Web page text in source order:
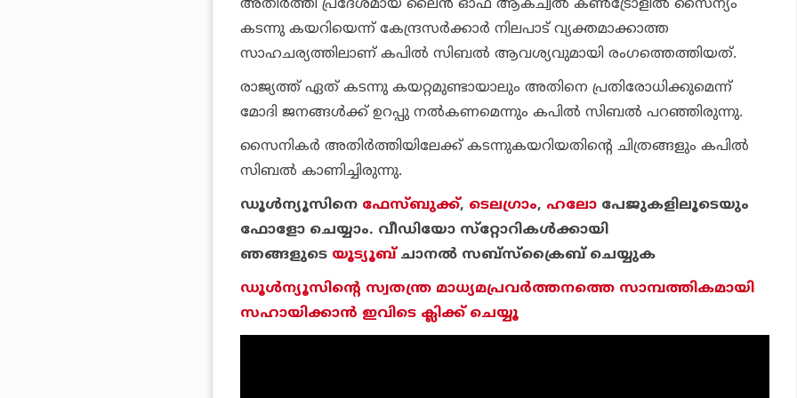
അതിര്‍ത്തി പ്രദേശമായ ലൈന്‍ ഓഫ് ആക്ച്വല്‍ കണ്‍ട്രോളില്‍ സൈന്യം
കടന്നു കയറിയെന്ന് കേന്ദ്രസര്‍ക്കാര്‍ നിലപാട് വ്യക്തമാക്കാത്ത
സാഹചര്യത്തിലാണ് കപില്‍ സിബല്‍ ആവശ്യവുമായി രംഗത്തെത്തിയത്.
രാജ്യത്ത് ഏത് കടന്നു കയറ്റമുണ്ടായാലും അതിനെ പ്രതിരോധിക്കുമെന്ന്
മോദി ജനങ്ങള്‍ക്ക് ഉറപ്പു നല്‍കണമെന്നും കപില്‍ സിബല്‍ പറഞ്ഞിരുന്നു.
സൈനികര്‍ അതിര്‍ത്തിയിലേക്ക് കടന്നുകയറിയതിന്റെ ചിത്രങ്ങളും കപില്‍
സിബല്‍ കാണിച്ചിരുന്നു.
ഡൂള്‍ന്യൂസിനെ ഫേസ്ബുക്ക്, ടെലഗ്രാം, ഹലോ പേജുകളിലൂടെയും
ഫോളോ ചെയ്യാം. വീഡിയോ സ്‌റ്റോറികള്‍ക്കായി
ഞങ്ങളുടെ യൂട്യൂബ്ചാനല്‍ സബ്‌സ്‌ക്രൈബ് ചെയ്യുക
ഡൂള്‍ന്യൂസിന്റെ സ്വതന്ത്ര മാധ്യമപ്രവര്‍ത്തനത്തെ സാമ്പത്തികമായി
സഹായിക്കാന്‍ ഇവിടെ ക്ലിക്ക് ചെയ്യൂ